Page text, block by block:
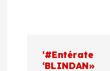
‘#Entérate
‘BLINDAN»